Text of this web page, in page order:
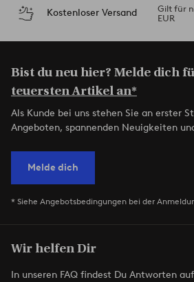
Kostenloser Versand
Gilt für
EUR
Bist du neu hier? Melde dich
teuersten Artikel an*
Als Kunde bei uns stehen Sie an erster
Angeboten, spannenden Neuigkeiten
Melde dich
* Siehe Angebotsbedingungen bei der
Wir helfen Dir
In unseren FAQ findest Du Antworten